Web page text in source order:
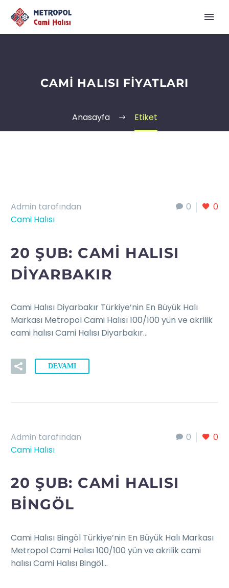
CAMI HALISI FIYATLARI
Anasayfa Etiket
0 0
Admin tarafından
Cami Halısı
20 ŞUB: CAMI HALISI
DIYARBAKIR
Cami Halısı Diyarbakır Türkiye’nin En Büyük Halı
Markası Metropol Cami Halısı 100/100 yün ve akrilik
cami halısı Cami Halısı Diyarbakır…
DEVAMI
0 0
Admin tarafından
Cami Halısı
20 ŞUB: CAMI HALISI
BINGÖL
Cami Halısı Bingöl Türkiye’nin En Büyük Halı Markası
Metropol Cami Halısı 100/100 yün ve akrilik cami
halısı Cami Halısı Bingöl…